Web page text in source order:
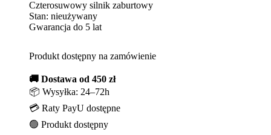
Czterosuwowy silnik zaburtowy
Stan: nieużywany
Gwarancja do 5 lat
Produkt dostępny na zamówienie
🚚 Dostawa od 450 zł
📦 Wysyłka: 24–72h
💳 Raty PayU dostępne
🟢 Produkt dostępny